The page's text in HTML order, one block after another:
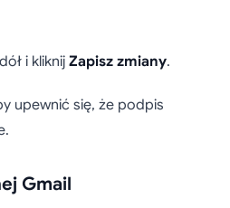
i kliknijZapisz zmiany.
upewnić się, że podpis
Gmail